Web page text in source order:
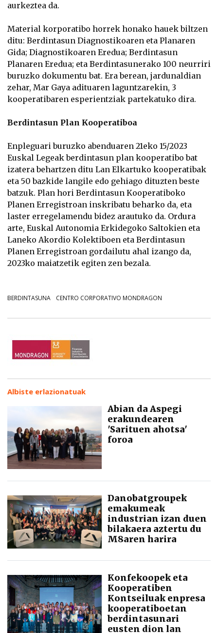
aurkeztea da.
Material korporatibo horrek honako hauek biltzen
ditu: Berdintasun Diagnostikoaren eta Planaren
Gida; Diagnostikoaren Eredua; Berdintasun
Planaren Eredua; eta Berdintasunerako 100 neurriri
buruzko dokumentu bat. Era berean, jardunaldian
zehar, Mar Gaya adituaren laguntzarekin, 3
kooperatibaren esperientziak partekatuko dira.
Berdintasun Plan Kooperatiboa
Enpleguari buruzko abenduaren 21eko 15/2023
Euskal Legeak berdintasun plan kooperatibo bat
izatera behartzen ditu Lan Elkartuko kooperatibak
eta 50 bazkide langile edo gehiago dituzten beste
batzuk. Plan hori Berdintasun Kooperatiboko
Planen Erregistroan inskribatu beharko da, eta
laster erregelamendu bidez arautuko da. Ordura
arte, Euskal Autonomia Erkidegoko Saltokien eta
Laneko Akordio Kolektiboen eta Berdintasun
Planen Erregistroan gordailutu ahal izango da,
2023ko maiatzetik egiten zen bezala.
BERDINTASUNA CENTRO CORPORATIVO MONDRAGON
Albiste erlazionatuak
Abian da Aspegi
erakundearen
'Sarituen ahotsa'
foroa
Danobatgroupek
emakumeak
industrian izan duen
bilakaera aztertu du
M8aren harira
Konfekoopek eta
Kooperatiben
Kontseiluak enpresa
kooperatiboetan
berdintasunari
eusten dion lan